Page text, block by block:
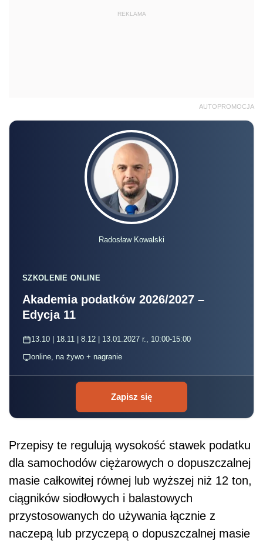
REKLAMA
AUTOPROMOCJA
Radosław Kowalski
SZKOLENIE ONLINE
Akademia podatków 2026/2027 –
Edycja 11
13.10 | 18.11 | 8.12 | 13.01.2027 r., 10:00-15:00
online, na żywo + nagranie
Zapisz się
Przepisy te regulują wysokość stawek podatku
dla samochodów ciężarowych o dopuszczalnej
masie całkowitej równej lub wyższej niż 12 ton,
ciągników siodłowych i balastowych
przystosowanych do używania łącznie z
naczepą lub przyczepą o dopuszczalnej masie